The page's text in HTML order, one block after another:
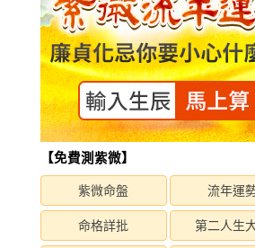
【免費測紫微】
紫微命盤 流年運
命格詳批 第二人生